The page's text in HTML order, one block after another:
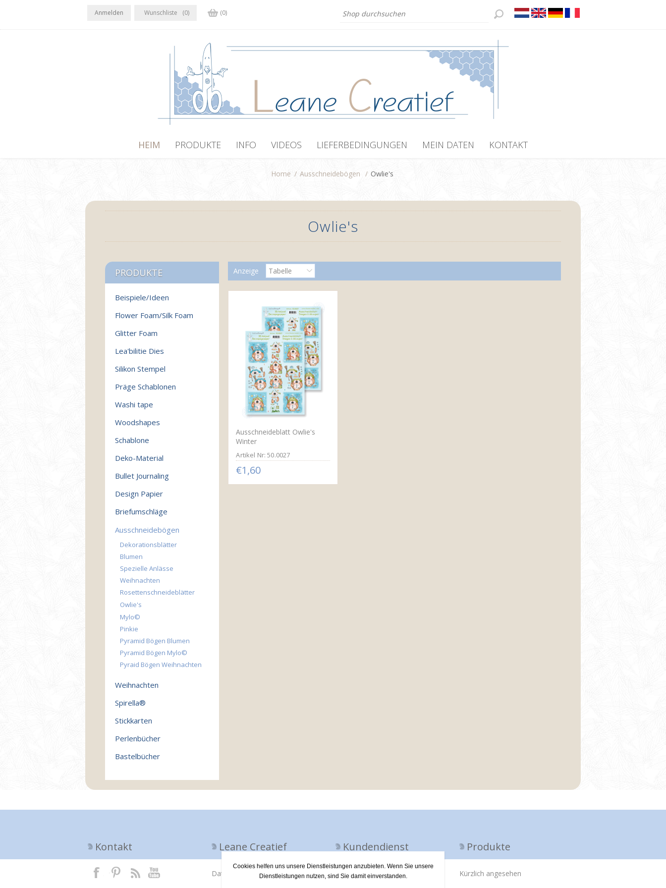
Anmelden Wunschliste (0) (0)
HEIM PRODUKTE INFO VIDEOS LIEFERBEDINGUNGEN MEIN DATEN KONTAKT
Home / Ausschneidebögen / Owlie's
Owlie's
Anzeige Tabelle
Ausschneideblatt Owlie's
Winter
Artikel Nr: 50.0027
€1,60
PRODUKTE
Beispiele/Ideen
Flower Foam/Silk Foam
Glitter Foam
Lea'bilitie Dies
Silikon Stempel
Präge Schablonen
Washi tape
Woodshapes
Schablone
Deko-Material
Bullet Journaling
Design Papier
Briefumschläge
Ausschneidebögen
Dekorationsblätter
Blumen
Spezielle Anlässe
Weihnachten
Rosettenschneideblätter
Owlie's
Mylo©
Pinkie
Pyramid Bögen Blumen
Pyramid Bögen Mylo©
Pyraid Bögen Weihnachten
Weihnachten
Spirella®
Stickkarten
Perlenbücher
Bastelbücher
Kontakt Leane Creatief
Datenschutz
Kundendienst
Kontakt
Produkte
Kürzlich angesehen
Cookies helfen uns unsere Dienstleistungen anzubieten. Wenn Sie unsere
Dienstleistungen nutzen, sind Sie damit einverstanden.